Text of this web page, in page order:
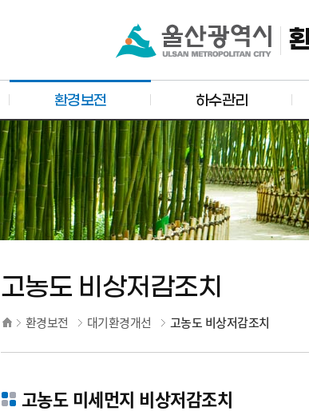
환경보전 하수관리
고농도 비상저감조치
환경보전 대기환경개선 고농도 비상저감조치
고농도 미세먼지 비상저감조치